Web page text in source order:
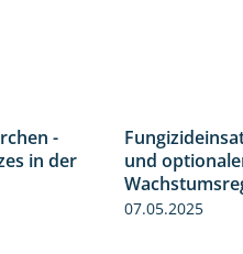
5:47
-
in der
und
07.05.2025